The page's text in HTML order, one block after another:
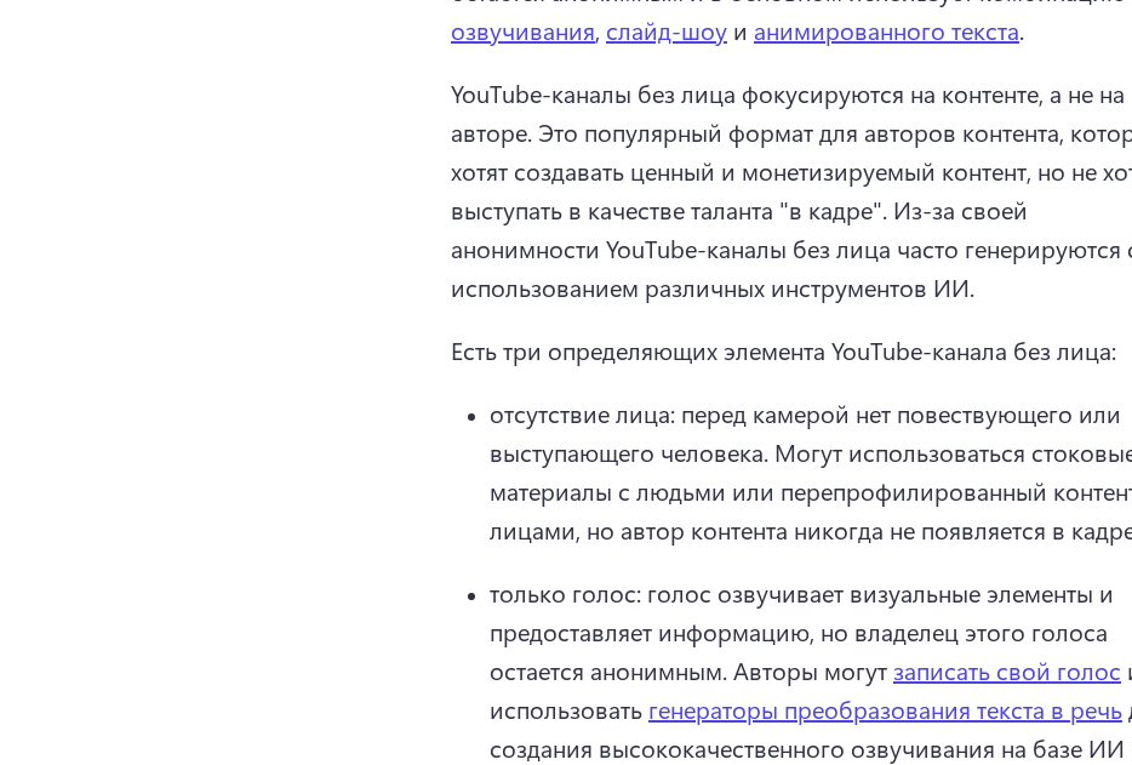
озвучивания, слайд-шоу и анимированного текста.
YouTube-каналы без лица фокусируются на контенте, а не на
авторе. Это популярный формат для авторов контента,
хотят создавать ценный и монетизируемый контент, но не
выступать в качестве таланта "в кадре". Из-за своей
анонимности YouTube-каналы без лица часто генерируются
использованием различных инструментов ИИ.
Есть три определяющих элемента YouTube-канала без лица:
отсутствие лица: перед камерой нет повествующего или
выступающего человека. Могут использоваться
материалы с людьми или перепрофилированный
лицами, но автор контента никогда не появляется в
только голос: голос озвучивает визуальные элементы и
предоставляет информацию, но владелец этого голоса
остается анонимным. Авторы могут записать свой голос
использовать генераторы преобразования текста в речь
создания высококачественного озвучивания на базе ИИ